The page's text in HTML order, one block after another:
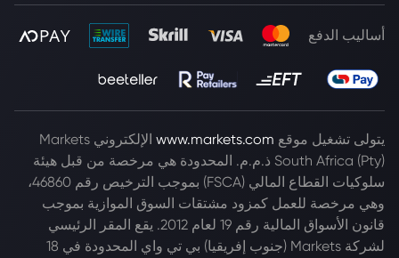
أساليب الدفع
يتولى تشغيل موقع www.markets.com
الإلكتروني Markets
South Africa (Pty) ذ.م.م. المحدودة هي مرخصة من قبل هيئة
سلوكيات القطاع المالي (FSCA) بموجب الترخيص رقم 46860،
وهي مرخصة للعمل كمزود مشتقات السوق الموازية بموجب
قانون الأسواق المالية رقم 19 لعام 2012. يقع المقر الرئيسي
لشركة Markets (جنوب إفريقيا) بي تي واي المحدودة في 18